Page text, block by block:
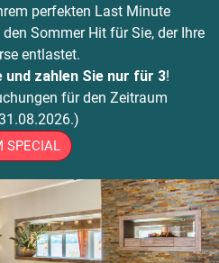
BUCHEN
perfekten Last Minute
Sommer Hit für Sie, der Ihre
entlastet.
und zahlen Sie nur für 3!
für den Zeitraum
SPECIAL